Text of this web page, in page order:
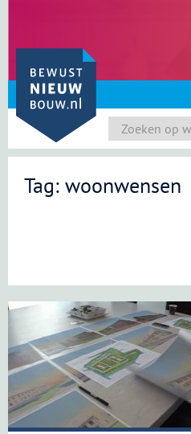
content
Tag: woonwensen